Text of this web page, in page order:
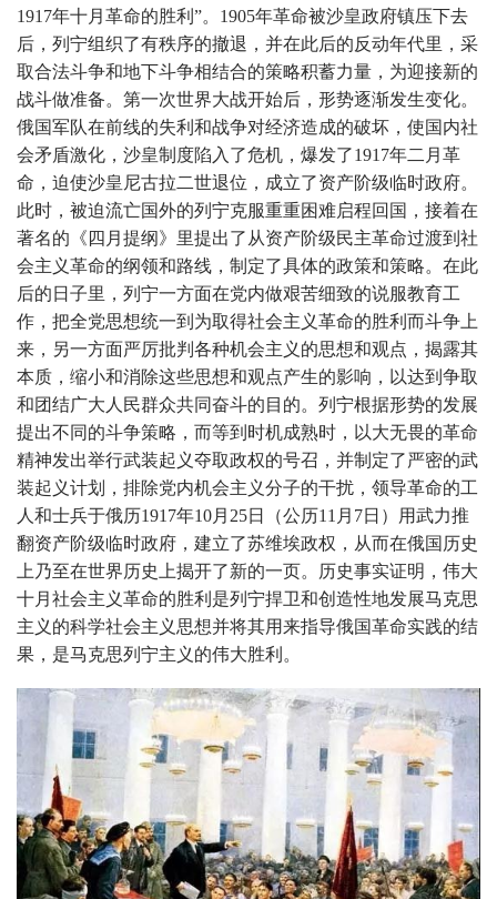
1917年十月革命的胜利”。1905年革命被沙皇政府镇压下去
后，列宁组织了有秩序的撤退，并在此后的反动年代里，采
取合法斗争和地下斗争相结合的策略积蓄力量，为迎接新的
战斗做准备。第一次世界大战开始后，形势逐渐发生变化。
俄国军队在前线的失利和战争对经济造成的破坏，使国内社
会矛盾激化，沙皇制度陷入了危机，爆发了1917年二月革
命，迫使沙皇尼古拉二世退位，成立了资产阶级临时政府。
此时，被迫流亡国外的列宁克服重重困难启程回国，接着在
著名的《四月提纲》里提出了从资产阶级民主革命过渡到社
会主义革命的纲领和路线，制定了具体的政策和策略。在此
后的日子里，列宁一方面在党内做艰苦细致的说服教育工
作，把全党思想统一到为取得社会主义革命的胜利而斗争上
来，另一方面严厉批判各种机会主义的思想和观点，揭露其
本质，缩小和消除这些思想和观点产生的影响，以达到争取
和团结广大人民群众共同奋斗的目的。列宁根据形势的发展
提出不同的斗争策略，而等到时机成熟时，以大无畏的革命
精神发出举行武装起义夺取政权的号召，并制定了严密的武
装起义计划，排除党内机会主义分子的干扰，领导革命的工
人和士兵于俄历1917年10月25日（公历11月7日）用武力推
翻资产阶级临时政府，建立了苏维埃政权，从而在俄国历史
上乃至在世界历史上揭开了新的一页。历史事实证明，伟大
十月社会主义革命的胜利是列宁捍卫和创造性地发展马克思
主义的科学社会主义思想并将其用来指导俄国革命实践的结
果，是马克思列宁主义的伟大胜利。